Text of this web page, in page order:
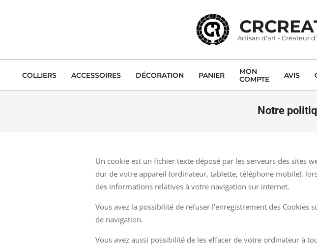
Artisan d'art - Créateur
COLLIERS ACCESSOIRES DÉCORATION PANIER
MON
COMPTE
AVIS
Notre
Un cookie est un fichier texte déposé par les serveurs des sites
dur de votre appareil (ordinateur, tablette, téléphone mobile),
des informations relatives à votre navigation sur internet.
Vous avez la possibilité de refuser l’enregistrement des
de navigation.
Vous avez aussi possibilité de les effacer de votre ordinateur à